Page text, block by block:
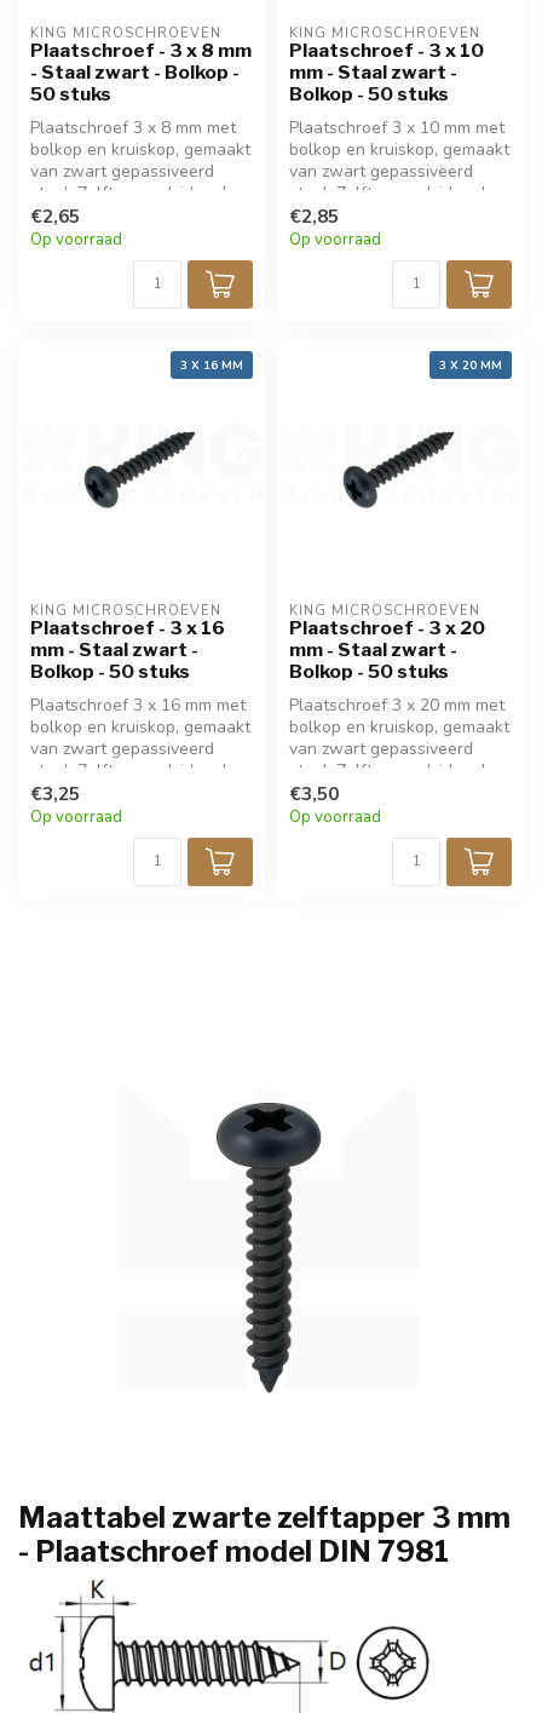
KING MICROSCHROEVEN
Plaatschroef - 3 x 8 mm
- Staal zwart - Bolkop -
50 stuks
Plaatschroef 3 x 8 mm met
bolkop en kruiskop, gemaakt
van zwart gepassiveerd
staal. Zelftappend, ideaal
voor fijne bevestiging in
metaal, hout, kunststof of
elektronica. Perfect voor
modelbouw en precisiewerk.
Verpakt per 50 stuks.
€2,65
Op voorraad
KING MICROSCHROEVEN
Plaatschroef - 3 x 10
mm - Staal zwart -
Bolkop - 50 stuks
Plaatschroef 3 x 10 mm met
bolkop en kruiskop, gemaakt
van zwart gepassiveerd
staal. Zelftappend, ideaal
voor fijne bevestiging in
metaal, hout, kunststof of
elektronica. Perfect voor
modelbouw en precisiewerk.
Verpakt per 50 stuks.
€2,85
Op voorraad
3 X 16 MM
KING MICROSCHROEVEN
Plaatschroef - 3 x 16
mm - Staal zwart -
Bolkop - 50 stuks
Plaatschroef 3 x 16 mm met
bolkop en kruiskop, gemaakt
van zwart gepassiveerd
staal. Zelftappend, ideaal
voor fijne bevestiging in
metaal, hout, kunststof of
elektronica. Perfect voor
modelbouw en precisiewerk.
Verpakt per 50 stuks.
€3,25
Op voorraad
3 X 20 MM
KING MICROSCHROEVEN
Plaatschroef - 3 x 20
mm - Staal zwart -
Bolkop - 50 stuks
Plaatschroef 3 x 20 mm met
bolkop en kruiskop, gemaakt
van zwart gepassiveerd
staal. Zelftappend, ideaal
voor fijne bevestiging in
metaal, hout, kunststof of
elektronica. Perfect voor
modelbouw en precisiewerk.
Verpakt per 50 stuks.
€3,50
Op voorraad
Maattabel zwarte zelftapper 3 mm
- Plaatschroef model DIN 7981